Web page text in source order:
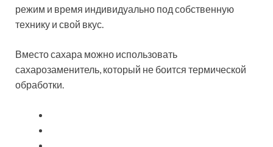
режим и время индивидуально под собственную
технику и свой вкус.
Вместо сахара можно использовать
сахарозаменитель, который не боится термической
обработки.